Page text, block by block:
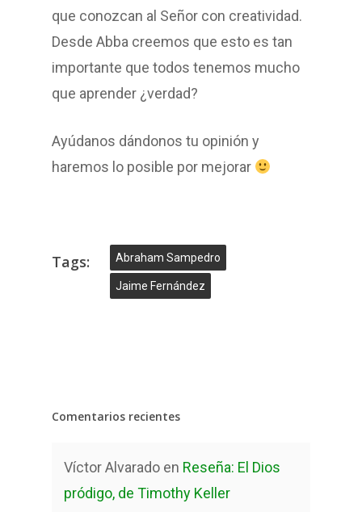
que conozcan al Señor con creatividad.
Desde Abba creemos que esto es tan
importante que todos tenemos mucho
que aprender ¿verdad?
Ayúdanos dándonos tu opinión y
haremos lo posible por mejorar
Tags: Abraham Sampedro
Jaime Fernández
Comentarios recientes
Víctor Alvarado en Reseña: El Dios
pródigo, de Timothy Keller